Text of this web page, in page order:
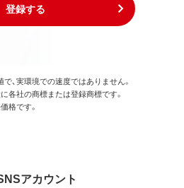
登録する
、実環境での速度ではありません。
各社の商標または登録商標です。
格です。
アカウント